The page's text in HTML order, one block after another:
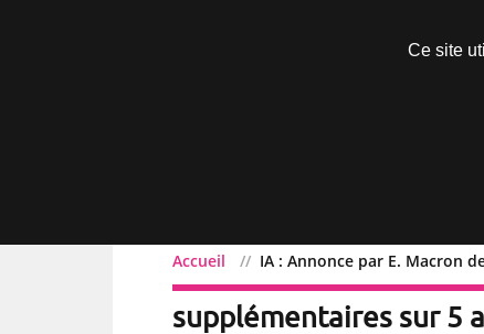
Accueil IA : Annonce par E. Macron
IA : Annonce par E.
supplémentaires sur 5
Ce site